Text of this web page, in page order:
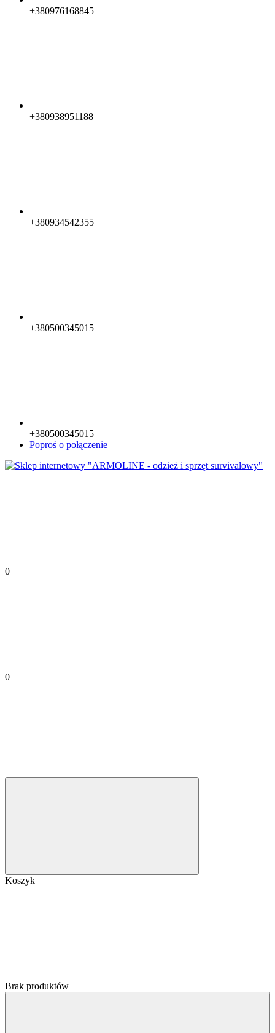
+380976168845
+380938951188
+380934542355
+380500345015
+380500345015
Poproś o połączenie
0
0
Koszyk
Brak produktów